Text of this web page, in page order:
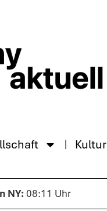
Kultur
08:11 Uhr